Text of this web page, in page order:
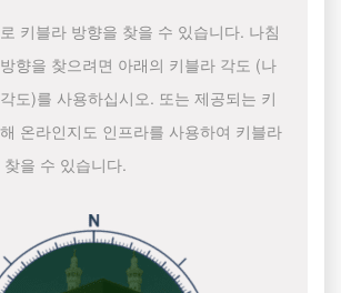
키블라 방향을 찾을 수 있습니다. 나침
향을 찾으려면 아래의 키블라 각도 (나
도)를 사용하십시오. 또는 제공되는 키
온라인지도 인프라를 사용하여 키블라
을 수 있습니다.